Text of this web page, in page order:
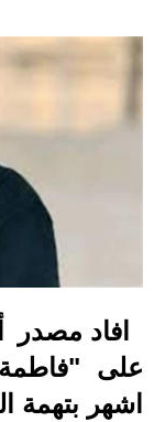
افاد مصدر
اشهر بتهمة